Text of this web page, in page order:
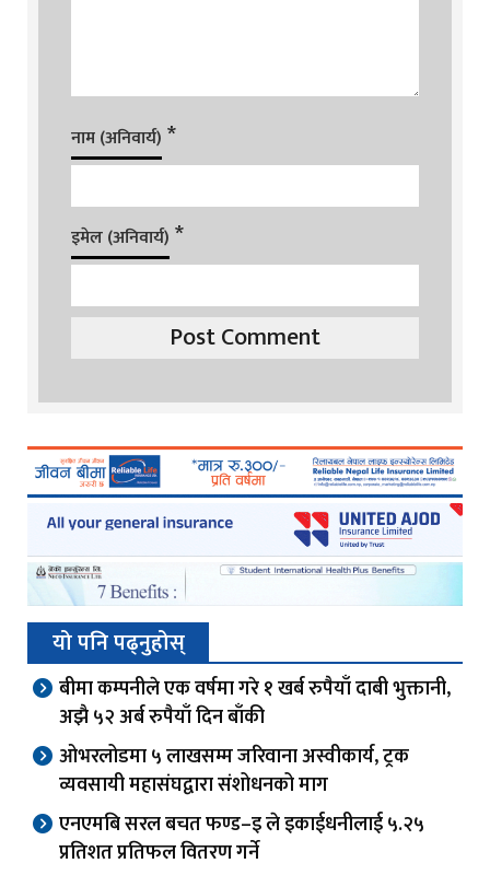
नाम (अनिवार्य) *
इमेल (अनिवार्य) *
यो पनि पढ्नुहोस्
बीमा कम्पनीले एक वर्षमा गरे १ खर्ब रुपैयाँ दाबी भुक्तानी,
अझै ५२ अर्ब रुपैयाँ दिन बाँकी
ओभरलोडमा ५ लाखसम्म जरिवाना अस्वीकार्य, ट्रक
व्यवसायी महासंघद्वारा संशोधनको माग
एनएमबि सरल बचत फण्ड–इ ले इकाईधनीलाई ५.२५
प्रतिशत प्रतिफल वितरण गर्ने